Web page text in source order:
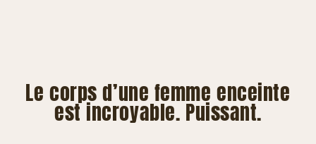
Le corps d’une femme enceinte
est incroyable. Puissant.